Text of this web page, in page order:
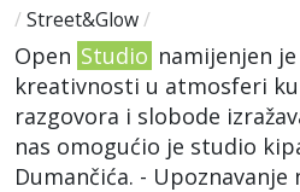
/ Street&Glow/
Open Studio namijenjen
kreativnosti u atmosferi
razgovora i slobode
nas omogućio je studio
Dumančića. - Upoznavanje